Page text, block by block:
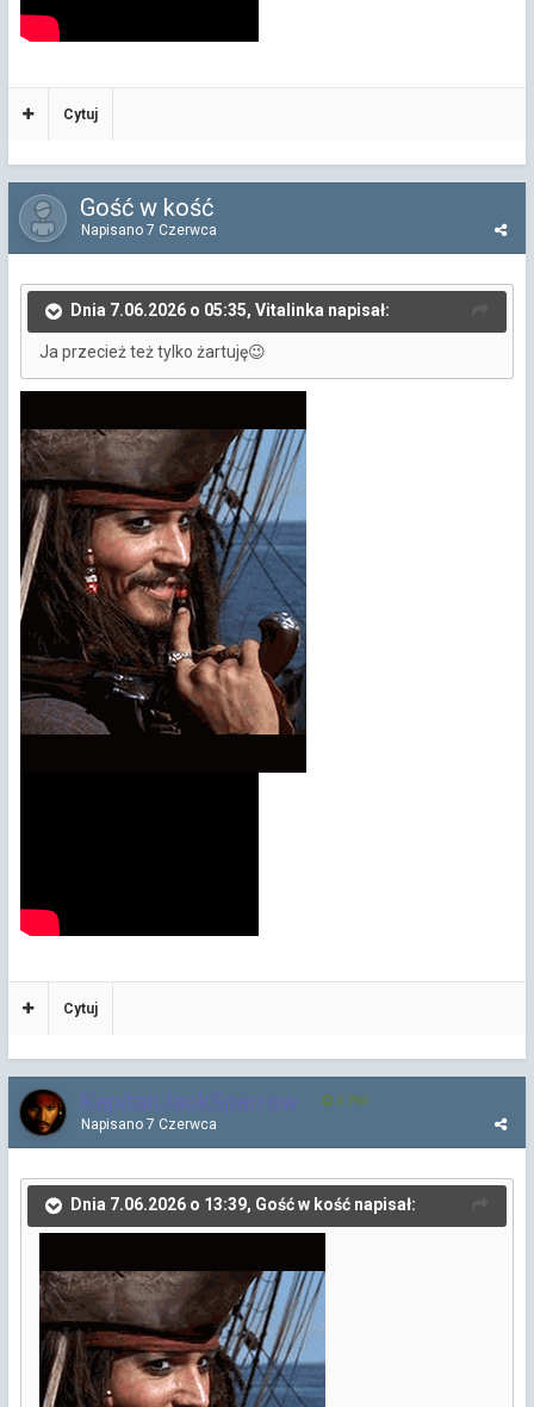
Cytuj
Gość w kość
Napisano 7 Czerwca
Dnia 7.06.2026 o 05:35, Vitalinka napisał:
Ja przecież też tylko żartuję😉
Cytuj
KapitanJackSparrow 3 790
Napisano 7 Czerwca
Dnia 7.06.2026 o 13:39, Gość w kość napisał: